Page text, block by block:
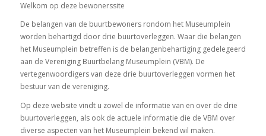
Welkom op deze bewonerssite
De belangen van de buurtbewoners rondom het Museumplein
worden behartigd door drie buurtoverleggen. Waar die belangen
het Museumplein betreffen is de belangenbehartiging gedelegeerd
aan de Vereniging Buurtbelang Museumplein (VBM). De
vertegenwoordigers van deze drie buurtoverleggen vormen het
bestuur van de vereniging.
Op deze website vindt u zowel de informatie van en over de drie
buurtoverleggen, als ook de actuele informatie die de VBM over
diverse aspecten van het Museumplein bekend wil maken.